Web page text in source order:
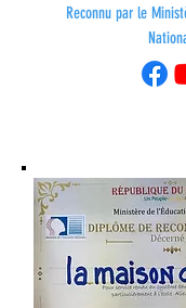
Reconnu par le